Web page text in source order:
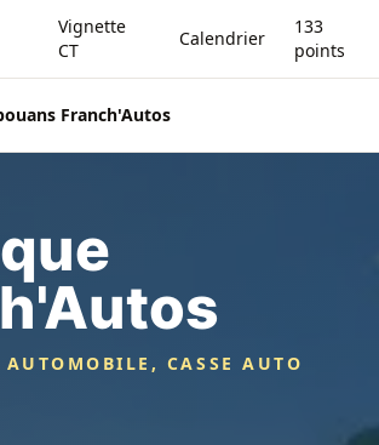
Vignette
CT
Calendrier
133
points
Franch'Autos
CASSE AUTO